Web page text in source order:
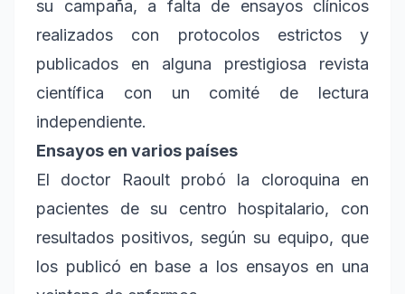
su campaña, a falta de ensayos clínicos
realizados con protocolos estrictos y
publicados en alguna prestigiosa revista
científica con un comité de lectura
independiente.
Ensayos en varios países
El doctor Raoult probó la cloroquina en
pacientes de su centro hospitalario, con
resultados positivos, según su equipo, que
los publicó en base a los ensayos en una